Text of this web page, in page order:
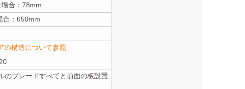
合：78mm
合：650mm
の構造について参照
のブレードすべてと前面の板設置